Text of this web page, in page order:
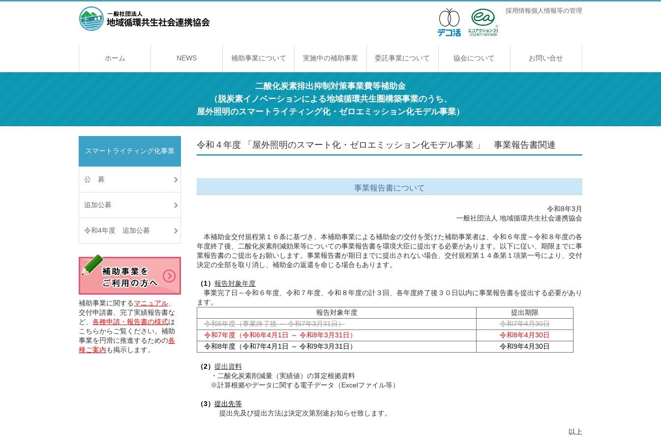
採用情報個人情報等の管理
ホーム NEWS 補助事業について
補助事業のしくみ
年間スケジュール
補助事業一覧
交付規程
経理契約に関する原則
事業報告書の提出
取得財産の取り扱い
実施中の補助事業 委託事業について 協会について お問い合せ
二酸化炭素排出抑制対策事業費等補助金
（脱炭素イノベーションによる地域循環共生圏構築事業のうち、
屋外照明のスマートライティング化・ゼロエミッション化モデル事業）
令和４年度 「屋外照明のスマート化・ゼロエミッション化モデル事業 」 事業報告書関連
事業報告書について
令和8年3月
一般社団法人 地域循環共生社会連携協会
本補助金交付規程第１６条に基づき、本補助事業による補助金の交付を受けた補助事業者は、令和６年度～令和８年度の各
年度終了後、二酸化炭素削減効果等についての事業報告書を環境大臣に提出する必要があります。以下に従い、期限までに事
業報告書のご提出をお願いします。事業報告書が期日までに提出されない場合、交付規程第１４条第１項第一号により、交付
決定の全部を取り消し、補助金の返還を命じる場合もあります。
（1） 報告対象年度
事業完了日～令和６年度、令和７年度、令和８年度の計３回、各年度終了後３０日以内に事業報告書を提出する必要があり
ます。
報告対象年度
提出期限
令和6年度（事業終了後 ～ 令和7年3月31日）
令和7年4月30日
令和7年度（令和6年4月1日 ～ 令和8年3月31日）
令和8年4月30日
令和8年度（令和7年4月1日 ～ 令和9年3月31日）
令和9年4月30日
（2） 提出資料
・二酸化炭素削減量（実績値）の算定根拠資料
※計算根拠やデータに関する電子データ（Excelファイル等）
（3） 提出先等
提出先及び提出方法は決定次第別途お知らせ致します。
以上
スマートライティング化事業
公 募
追加公募
令和4年度 追加公募
補助事業に関するマニュアル
交付申請書、完了実績報告書な
ど、 各種申請・報告書の様式は
こちらからご覧ください。補助
事業を円滑に推進するための各
種ご案内も掲示します。